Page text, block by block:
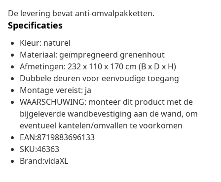
De levering bevat anti-omvalpakketten.
Specificaties
Kleur: naturel
Materiaal: geïmpregneerd grenenhout
Afmetingen: 232 x 110 x 170 cm (B x D x H)
Dubbele deuren voor eenvoudige toegang
Montage vereist: ja
WAARSCHUWING: monteer dit product met de
bijgeleverde wandbevestiging aan de wand, om
eventueel kantelen/omvallen te voorkomen
EAN:8719883696133
SKU:46363
Brand:vidaXL